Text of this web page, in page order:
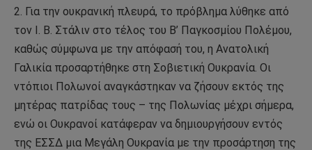
2. Για την ουκρανική πλευρά, το πρόβλημα λύθηκε από
τον Ι. Β. Στάλιν στο τέλος του Β’ Παγκοσμίου Πολέμου,
καθώς σύμφωνα με την απόφασή του, η Ανατολική
Γαλικία προσαρτήθηκε στη Σοβιετική Ουκρανία. Οι
ντόπιοι Πολωνοί αναγκάστηκαν να ζήσουν εκτός της
μητέρας πατρίδας τους – της Πολωνίας μέχρι σήμερα,
ενώ οι Ουκρανοί κατάφεραν να δημιουργήσουν εντός
της ΕΣΣΔ μια Μεγάλη Ουκρανία με την προσάρτηση της